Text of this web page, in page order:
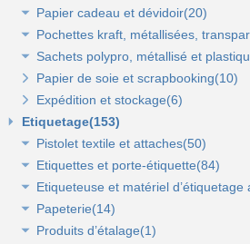
Papier cadeau et dévidoir(20)
Papier cadeaux fantaisie(3)
Papier cadeaux kraft(2)
Papiers fleuriste en
Papier cadeaux Noël - Papier
Dévidoirs(1)
Pochettes kraft, métallisées,
Pochettes kraft brun et couleurs(8)
Pochettes cadeaux métallisées(3)
Pochettes transparentes rabat
Sachets polypro, métallisé et
Sachets confiserie polypro et
Sachets plastique minigrip(5)
Papier de soie et scrapbooking(10)
Expédition et stockage(6)
Etiquetage(153)
Pistolet textile et attaches(50)
Pistolets textile, aiguilles et
Attaches pour pistolets textile(17)
Pistolet Fasbanok et Pistolet
Liens manuels anti-vol et
Etiquettes et porte-étiquette(84)
Etiquettes textile perforées(0)
Etiquettes à fil(6)
Etiquettes de prix autocollantes(11)
Etiqueteuse et matériel d’étiquetage
Etiquettes adhésives pour
Étiqueteuses et rouleaux
Papeterie(14)
Agrafeuse et agrafes(1)
Produits d’étalage(1)